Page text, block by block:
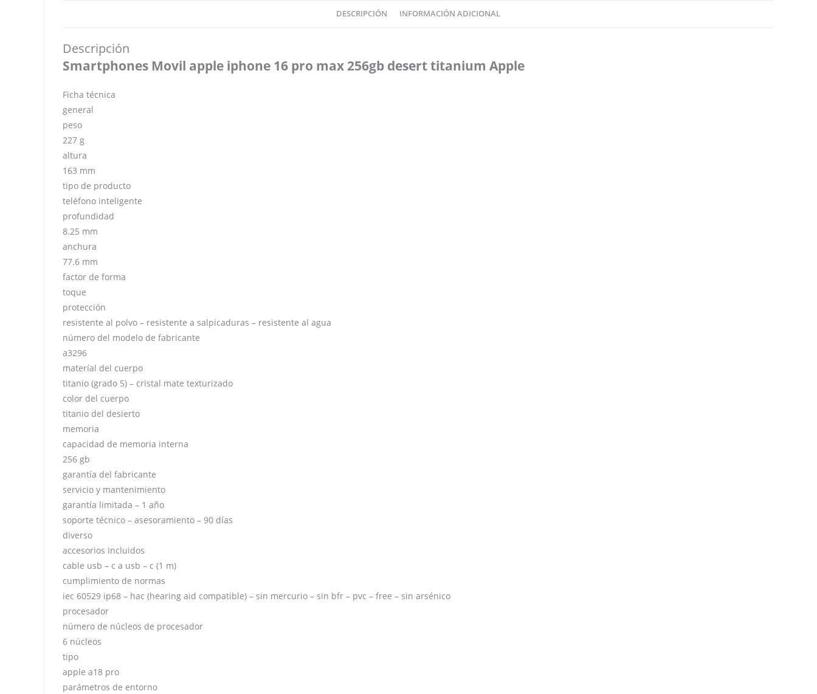
DESCRIPCIÓN INFORMACIÓN ADICIONAL
Descripción
Smartphones Movil apple iphone 16 pro max 256gb desert titanium Apple
Ficha técnica
general
peso
227 g
altura
163 mm
tipo de producto
teléfono inteligente
profundidad
8.25 mm
anchura
77.6 mm
factor de forma
toque
protección
resistente al polvo – resistente a salpicaduras – resistente al agua
número del modelo de fabricante
a3296
materíal del cuerpo
titanio (grado 5) – cristal mate texturizado
color del cuerpo
titanio del desierto
memoria
capacidad de memoria interna
256 gb
garantía del fabricante
servicio y mantenimiento
garantía limitada – 1 año
soporte técnico – asesoramiento – 90 días
diverso
accesorios incluidos
cable usb – c a usb – c (1 m)
cumplimiento de normas
iec 60529 ip68 – hac (hearing aid compatible) – sin mercurio – sin bfr – pvc – free – sin arsénico
procesador
número de núcleos de procesador
6 núcleos
tipo
apple a18 pro
parámetros de entorno